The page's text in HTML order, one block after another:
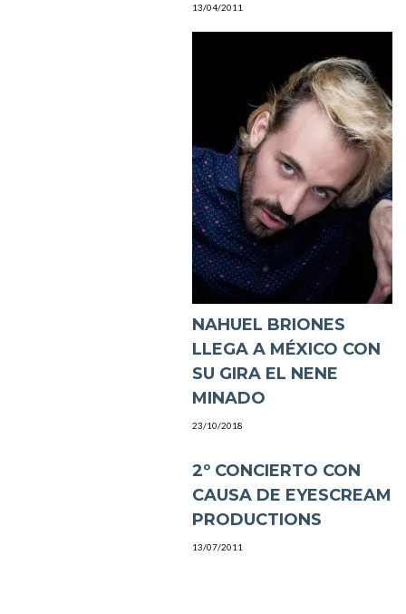
13/04/2011
NAHUEL BRIONES
LLEGA A MÉXICO CON
SU GIRA EL NENE
MINADO
23/10/2018
2º CONCIERTO CON
CAUSA DE EYESCREAM
PRODUCTIONS
13/07/2011